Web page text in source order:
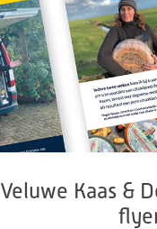
Veluwe Kaas &